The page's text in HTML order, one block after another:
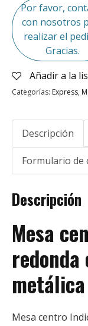
Por favor,
con nosotros
realizar el
Gracias.
Añadir a la
Categorías: Express,
Descripción
Formulario de
Descripción
Mesa
metálica
Mesa centro